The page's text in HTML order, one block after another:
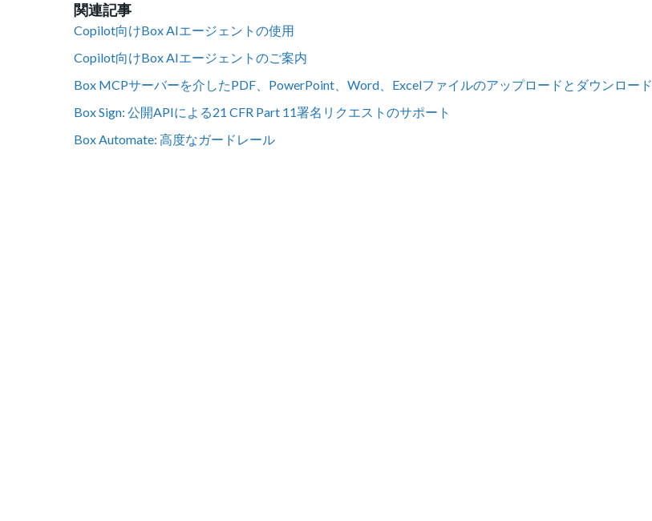
関連記事
Copilot向けBox AIエージェントの使用
Copilot向けBox AIエージェントのご案内
Box MCPサーバーを介したPDF、PowerPoint、Word、Excelファイルのアップロードとダウンロード
Box Sign: 公開APIによる21 CFR Part 11署名リクエストのサポート
Box Automate: 高度なガードレール